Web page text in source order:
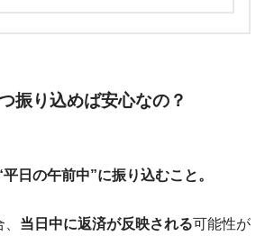
振り込めば安心なの？
日の午前中”に振り込むこと。
当日中に返済が反映される可能性が